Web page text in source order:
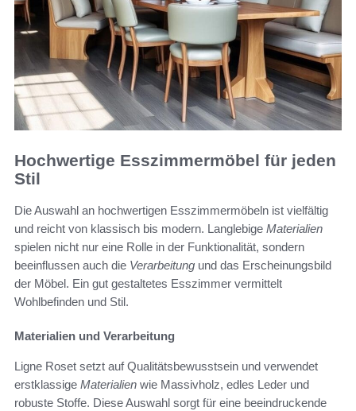
Hochwertige Esszimmermöbel für jeden
Stil
Die Auswahl an hochwertigen Esszimmermöbeln ist vielfältig
und reicht von klassisch bis modern. Langlebige Materialien
spielen nicht nur eine Rolle in der Funktionalität, sondern
beeinflussen auch die Verarbeitung und das Erscheinungsbild
der Möbel. Ein gut gestaltetes Esszimmer vermittelt
Wohlbefinden und Stil.
Materialien und Verarbeitung
Ligne Roset setzt auf Qualitätsbewusstsein und verwendet
erstklassige Materialien wie Massivholz, edles Leder und
robuste Stoffe. Diese Auswahl sorgt für eine beeindruckende